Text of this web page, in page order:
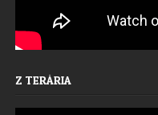
Z TERÁRIA